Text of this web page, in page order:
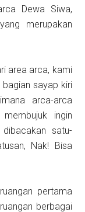
Dewa Siwa,
merupakan
area arca, kami
sayap kiri
arca-arca
ingin
satu-
Nak! Bisa
pertama
berbagai